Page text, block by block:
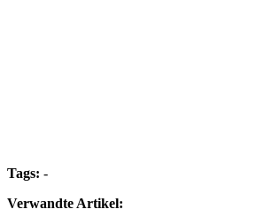
Tags: -
Verwandte Artikel: